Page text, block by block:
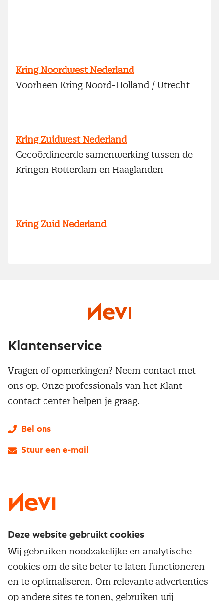
Kring Noordwest Nederland
Voorheen Kring Noord-Holland / Utrecht
Kring Zuidwest Nederland
Gecoördineerde samenwerking tussen de
Kringen Rotterdam en Haaglanden
Kring Zuid Nederland
Service & contact
Over inkoop
Netwerk en communities
Populaire thema's
Aanbesteden
Opleidingen en trainingen
Klantenservice
Vragen of opmerkingen? Neem contact met
ons op. Onze professionals van het Klant
contact center helpen je graag.
Bel ons
Stuur een e-mail
Deze website gebruikt cookies
Wij gebruiken noodzakelijke en analytische
cookies om de site beter te laten functioneren
en te optimaliseren. Om relevante advertenties
op andere sites te tonen, gebruiken wij